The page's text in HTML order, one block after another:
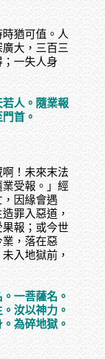
猶可值。人
大，三百三
一失人身
人。隨業報
首。
！未來末法
受報。」經
因緣會遇
罪入惡道，
報；或今世
，落在惡
入地獄前，
一菩薩名。
汝以神力。
為碎地獄。